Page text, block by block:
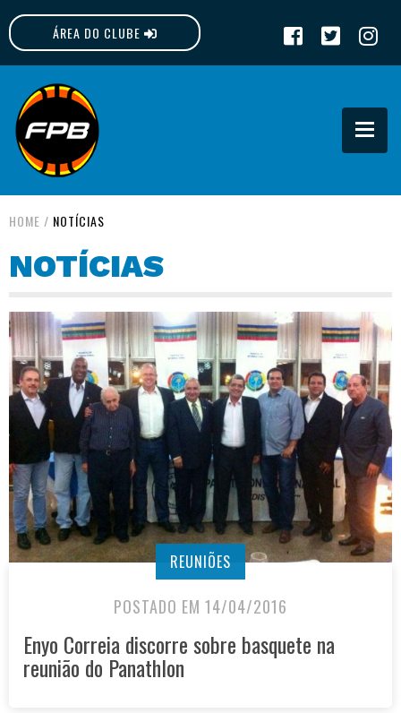
ÁREA DO CLUBE
FPB
HOME / NOTÍCIAS
NOTÍCIAS
REUNIÕES
POSTADO EM 14/04/2016
Enyo Correia discorre sobre basquete na
reunião do Panathlon